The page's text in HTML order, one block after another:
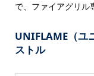
で、ファイアグリル
UNIFLAME（ユ
ストル